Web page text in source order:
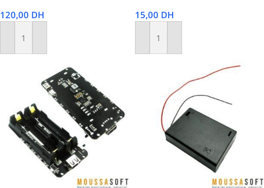
120,00 DH
Ajouter Au Panier
15,00 DH
Ajouter Au Panier